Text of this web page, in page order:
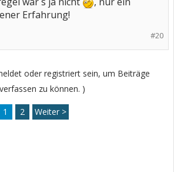
Erfahrung!
#20
oder registriert sein, um Beiträge
verfassen zu können. )
1 2 Weiter >